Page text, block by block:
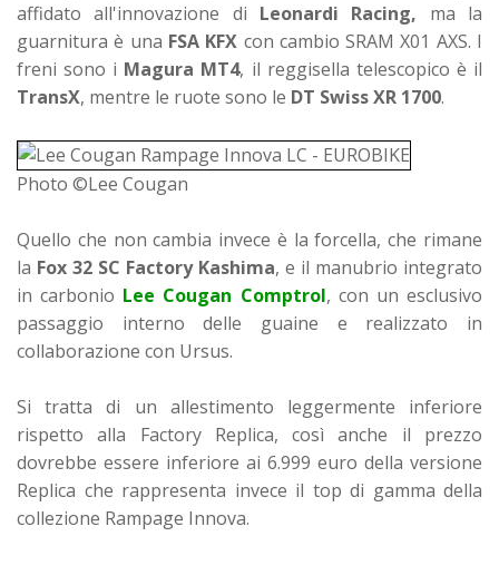
affidato all'innovazione di Leonardi Racing, ma la
guarnitura è una FSA KFX con cambio SRAM X01 AXS. I
freni sono i Magura MT4, il reggisella telescopico è il
TransX, mentre le ruote sono le DT Swiss XR 1700.
Photo ©Lee Cougan
Quello che non cambia invece è la forcella, che rimane
la Fox 32 SC Factory Kashima, e il manubrio integrato
in carbonio Lee Cougan Comptrol, con un esclusivo
passaggio interno delle guaine e realizzato in
collaborazione con Ursus.
Si tratta di un allestimento leggermente inferiore
rispetto alla Factory Replica, così anche il prezzo
dovrebbe essere inferiore ai 6.999 euro della versione
Replica che rappresenta invece il top di gamma della
collezione Rampage Innova.